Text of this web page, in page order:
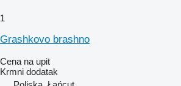
1
Grashkovo brashno
Cena na upit
Krmni dodatak